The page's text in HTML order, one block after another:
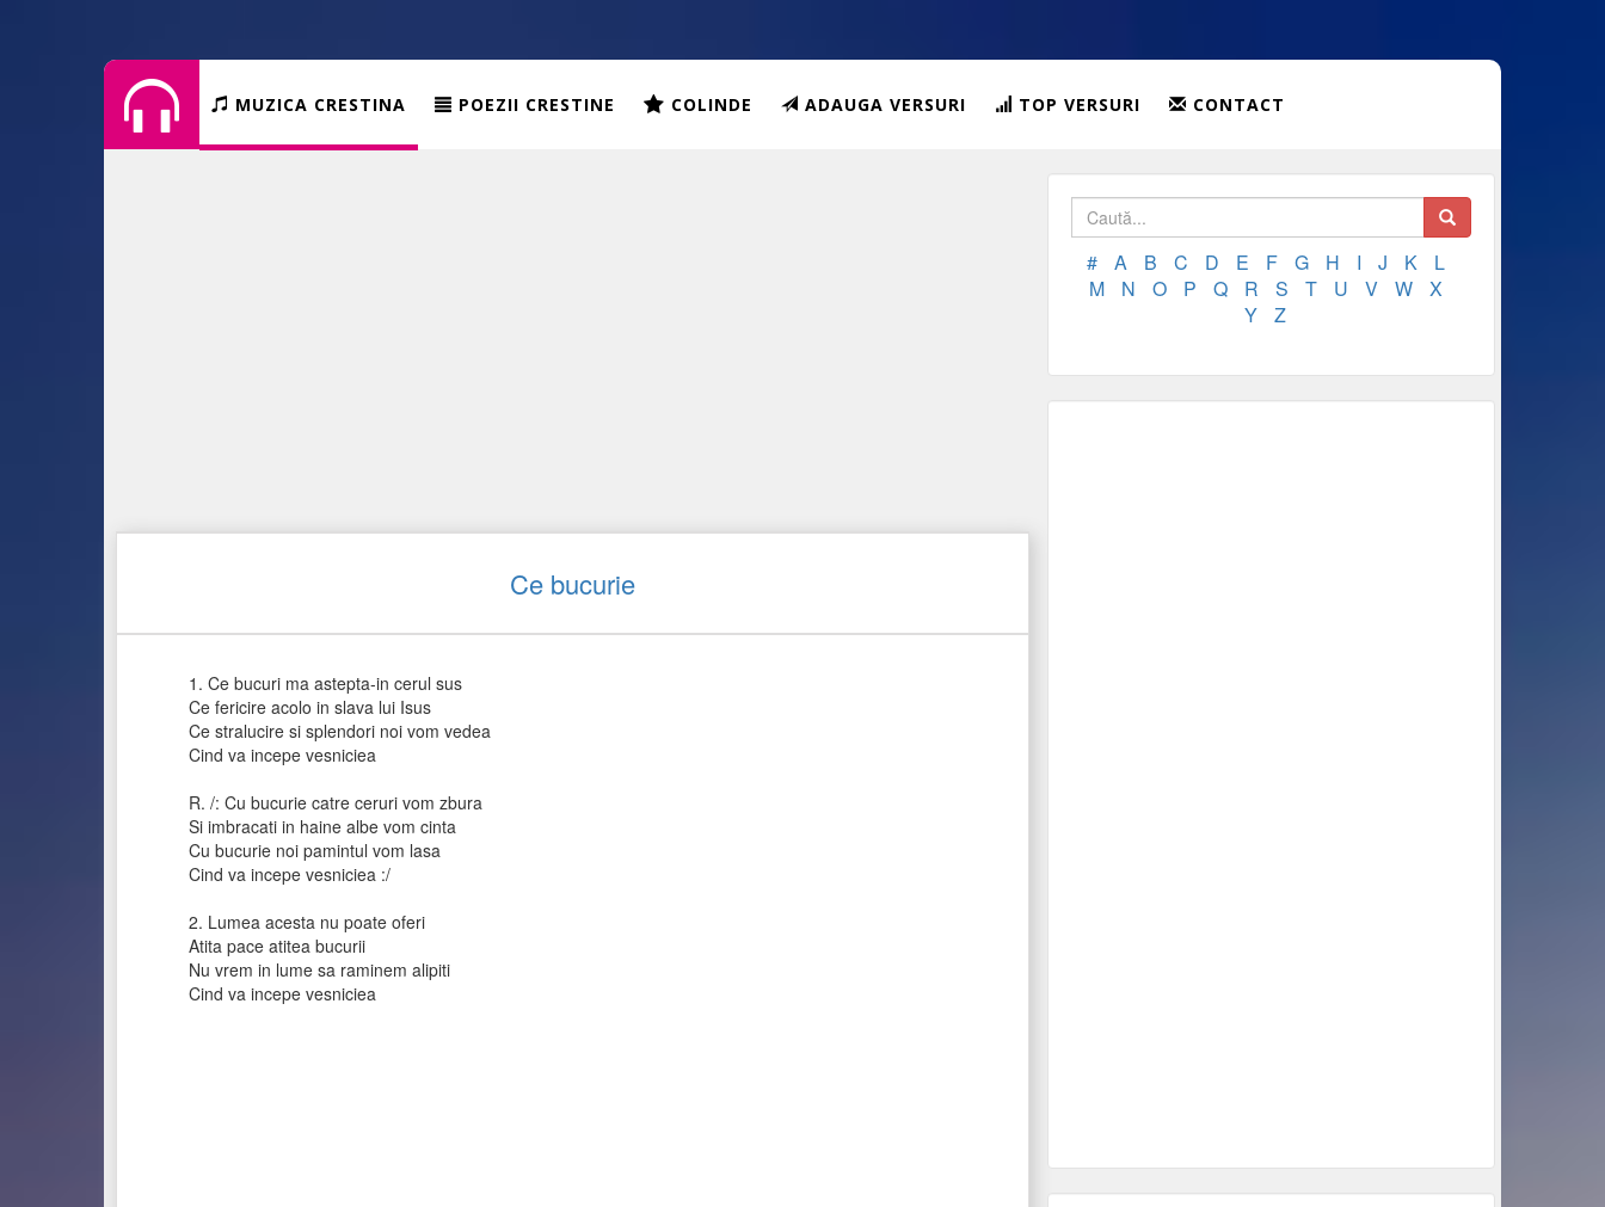
MUZICA CRESTINA POEZII CRESTINE COLINDE ADAUGA VERSURI TOP VERSURI CONTACT
Ce bucurie
1. Ce bucuri ma astepta-in cerul sus
Ce fericire acolo in slava lui Isus
Ce stralucire si splendori noi vom vedea
Cind va incepe vesniciea
R. /: Cu bucurie catre ceruri vom zbura
Si imbracati in haine albe vom cinta
Cu bucurie noi pamintul vom lasa
Cind va incepe vesniciea :/
2. Lumea acesta nu poate oferi
Atita pace atitea bucurii
Nu vrem in lume sa raminem alipiti
Cind va incepe vesniciea
# A B C D E F G H I J K
L
M
N O P Q R S T U V W
X
Y
Z